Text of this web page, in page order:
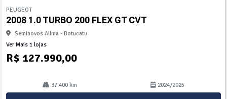
arti
lhe
PEUGEOT
2008 1.0 TURBO 200 FLEX GT CVT
Seminovos Allma - Botucatu
Ver Mais 1 lojas
R$ 127.990,00
37.400 km 2024/2025